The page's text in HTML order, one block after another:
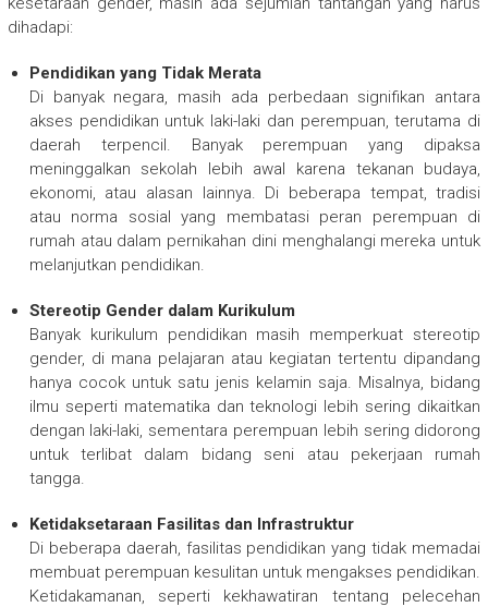
dihadapi:
Pendidikan yang Tidak Merata
Di banyak negara, masih ada perbedaan signifikan antara
akses pendidikan untuk laki-laki dan perempuan, terutama di
daerah terpencil. Banyak perempuan yang dipaksa
meninggalkan sekolah lebih awal karena tekanan budaya,
ekonomi, atau alasan lainnya. Di beberapa tempat, tradisi
atau norma sosial yang membatasi peran perempuan di
rumah atau dalam pernikahan dini menghalangi mereka untuk
melanjutkan pendidikan.
Stereotip Gender dalam Kurikulum
Banyak kurikulum pendidikan masih memperkuat stereotip
gender, di mana pelajaran atau kegiatan tertentu dipandang
hanya cocok untuk satu jenis kelamin saja. Misalnya, bidang
ilmu seperti matematika dan teknologi lebih sering dikaitkan
dengan laki-laki, sementara perempuan lebih sering didorong
untuk terlibat dalam bidang seni atau pekerjaan rumah
tangga.
Ketidaksetaraan Fasilitas dan Infrastruktur
Di beberapa daerah, fasilitas pendidikan yang tidak memadai
membuat perempuan kesulitan untuk mengakses pendidikan.
Ketidakamanan, seperti kekhawatiran tentang pelecehan